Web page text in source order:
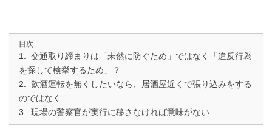
目次
交通取り締まりは「未然に防ぐため」ではなく「違反行為
を探して検挙するため」？
飲酒運転を無くしたいなら、居酒屋近くで張り込みをする
のではなく……
現場の警察官が実行に移さなければ意味がない